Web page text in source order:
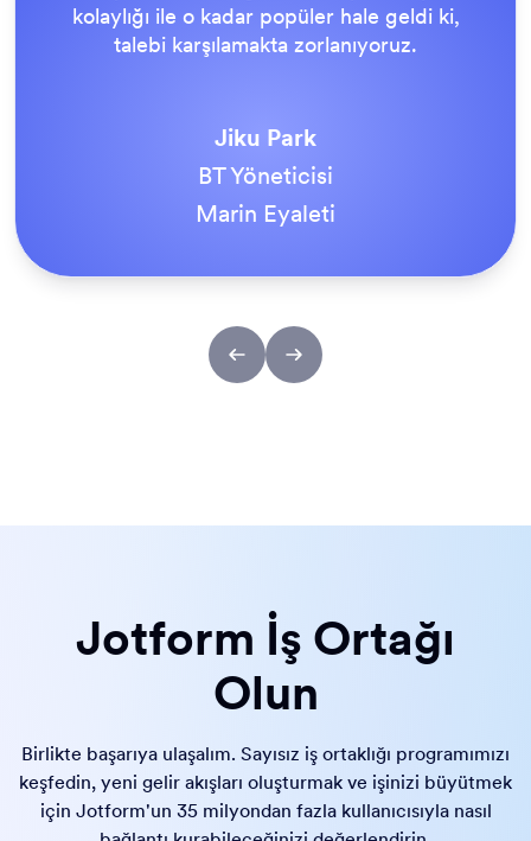
Neredeyse tüm birimlerimiz Jotform Kurumsal
kullanıyor. Kodlama gerektirmeyen arayüzün
kolaylığı ile o kadar popüler hale geldi ki,
Jiku Park
BT Yöneticisi
Jotform İş Ortağı
Olun
Birlikte başarıya ulaşalım. Sayısız iş ortaklığı programımızı
keşfedin, yeni gelir akışları oluşturmak ve işinizi büyütmek